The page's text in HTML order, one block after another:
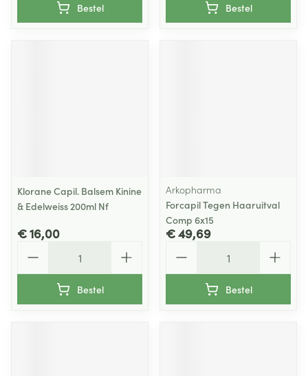
Bestel Bestel
Klorane Capil. Balsem Kinine
& Edelweiss 200ml Nf
€ 16,00
Bestel
Arkopharma
Forcapil Tegen Haaruitval
Comp 6x15
€ 49,69
Bestel